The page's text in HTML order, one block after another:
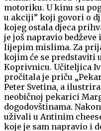
motoriku. U kinu su
u akciji” koji govori o
kojeg ostala djeca
je još napravio bedževe
lijepim mislima. Za
kojim će se predstaviti
Koprivnicu. Učiteljica
pročitala je priču
Peter Svetina, a
neobičnoj pekarici
dogodovštinama.
uživali u Antinim
koje je sam napravio i